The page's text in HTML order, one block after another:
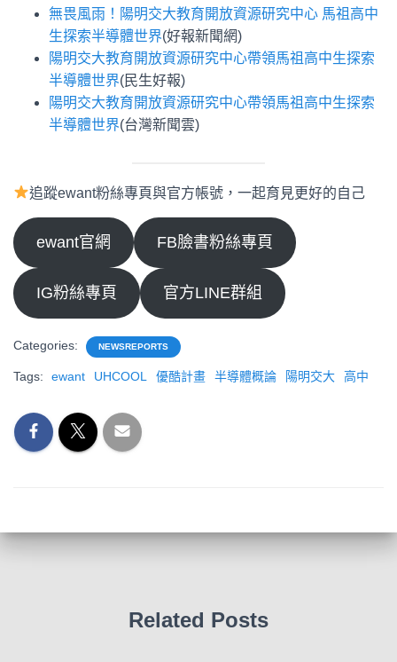
無畏風雨！陽明交大教育開放資源研究中心 馬祖高中
生探索半導體世界(好報新聞網)
陽明交大教育開放資源研究中心帶領馬祖高中生探索
半導體世界(民生好報)
陽明交大教育開放資源研究中心帶領馬祖高中生探索
半導體世界(台灣新聞雲)
追蹤ewant粉絲專頁與官方帳號，一起育見更好的自己
ewant官網 FB臉書粉絲專頁
IG粉絲專頁 官方LINE群組
Categories: NEWSREPORTS
Tags: ewant UHCOOL 優酷計畫 半導體概論 陽明交大 高中
Related Posts